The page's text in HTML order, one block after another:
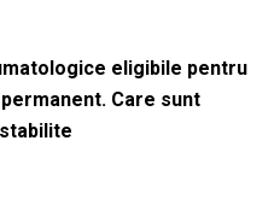
eligibile pentru
Care sunt